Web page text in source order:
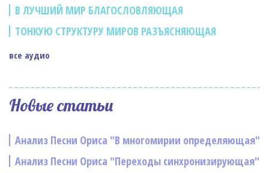
В ЛУЧШИЙ МИР БЛАГОСЛОВЛЯЮЩАЯ
ТОНКУЮ СТРУКТУРУ МИРОВ РАЗЪЯСНЯЮЩАЯ
все аудио
Новые статьи
Анализ Песни Ориса "В многомирии определяющая"
Анализ Песни Ориса "Переходы синхронизирующая"